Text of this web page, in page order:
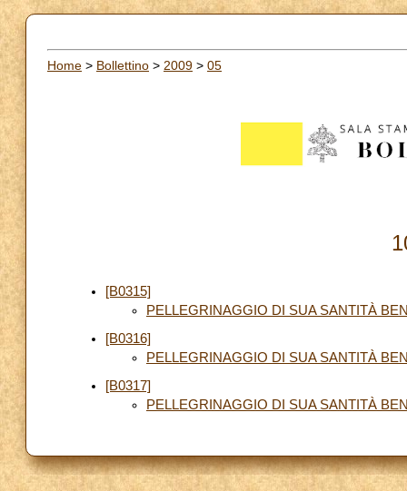
Home > Bollettino > 2009 > 05
[B0315]
PELLEGRINAGGIO DI SUA SANTITÀ
[B0316]
PELLEGRINAGGIO DI SUA SANTITÀ
[B0317]
PELLEGRINAGGIO DI SUA SANTITÀ